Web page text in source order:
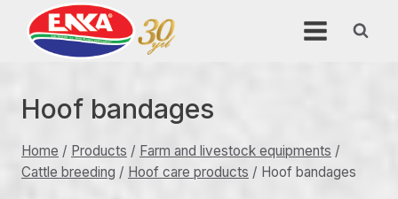
content
Hoof bandages
Home / Products / Farm and livestock equipments /
Cattle breeding / Hoof care products / Hoof bandages